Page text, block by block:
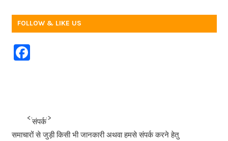
FOLLOW & LIKE US
F
b
o
संपर्क
समाचारों से जुड़ी किसी भी जानकारी अथवा हमसे संपर्क करने हेतु